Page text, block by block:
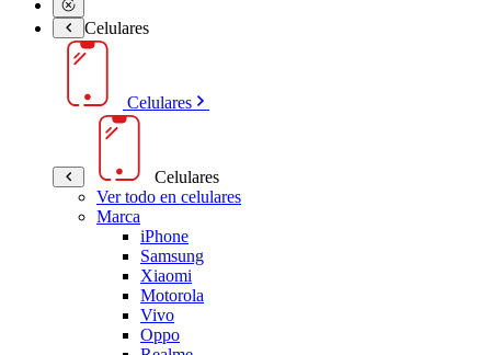
Celulares
Celulares
Celulares
Ver todo en celulares
Marca
iPhone
Samsung
Xiaomi
Motorola
Vivo
Oppo